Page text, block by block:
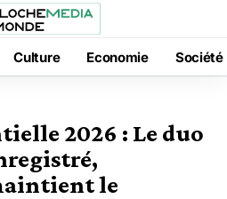
Culture Economie Société
2026 : Le duo
le